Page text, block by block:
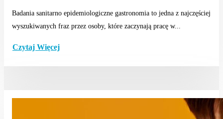
Badania sanitarno epidemiologiczne gastronomia to jedna z najczęściej
wyszukiwanych fraz przez osoby, które zaczynają pracę w...
Czytaj Więcej